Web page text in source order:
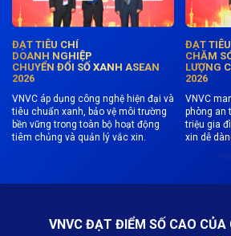
ĐẠT TIÊU CHÍ
DOANH NGHIỆP
CHUYỂN ĐỔI SỐ XANH ASEAN
2026
VNVC áp dụng công nghệ hiện đại và
tiêu chuẩn xanh, bảo vệ môi trường
bền vững trong toàn bộ hoạt động
tiêm chủng và quản lý vắc xin.
ĐẠT
CHĂM
LƯỢNG
2026
VNVC
phòng an
triệu gia
xin dễ
VNVC ĐẠT ĐIỂM SỐ CAO CỦA